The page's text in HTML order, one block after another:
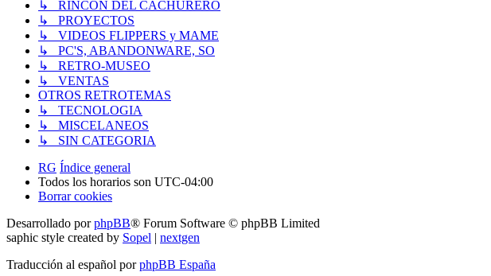
↳ RINCON DEL CACHURERO
↳ PROYECTOS
↳ VIDEOS FLIPPERS y MAME
↳ PC'S, ABANDONWARE, SO
↳ RETRO-MUSEO
↳ VENTAS
OTROS RETROTEMAS
↳ TECNOLOGIA
↳ MISCELANEOS
↳ SIN CATEGORIA
RG Índice general
Todos los horarios son UTC-04:00
Borrar cookies
Desarrollado porphpBB® Forum Software © phpBB Limited
saphic style created by Sopel | nextgen
Traducción al español porphpBB España